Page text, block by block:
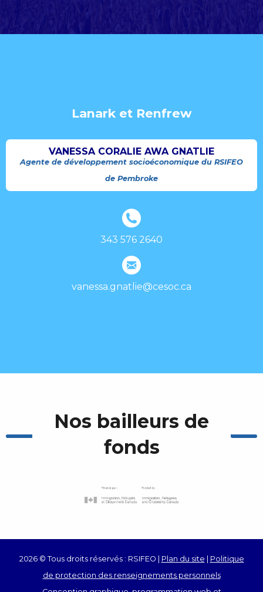
Lanark et Renfrew
VANESSA CORALIE AWA GNATLIE
Agente de développement socioéconomique du RSIFEO
de Pembroke
343 576 2640
vanessa.gnatlie@cesoc.ca
Nos bailleurs de
fonds
2026 © Tous droits réservés : RSIFEO | Plan du site | Politique
de protection des renseignements personnels